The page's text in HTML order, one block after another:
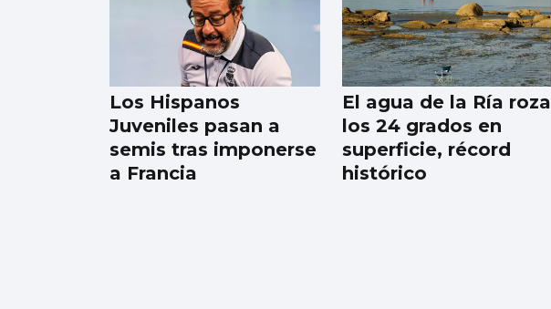
Borja Iglesias, Ana
Peleteiro o Abel
Caballero, entre los
favoritos de los
gallegos para
compartir un viaje
Los Hispanos
Juveniles pasan a
semis tras imponerse
a Francia
El agua de la Ría roza
los 24 grados en
superficie, récord
histórico